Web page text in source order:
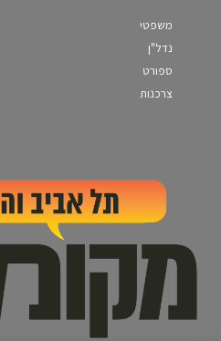
משפטי
נדל"ן
ספורט
צרכנות